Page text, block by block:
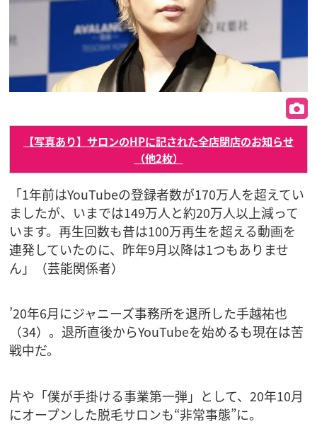
【写真あり】サロンのHPに記された全店閉店のお知らせ
（他2枚）
「1年前はYouTubeの登録者数が170万人を超えてい
ましたが、いまでは149万人と約20万人以上減って
います。再生回数も昔は100万再生を超える動画を
連発していたのに、昨年9月以降は1つもありませ
ん」（芸能関係者）
’20年6月にジャニーズ事務所を退所した手越祐也
（34）。退所直後からYouTubeを始めるも現在は苦
戦中だ。
片や「僕が手掛ける事業第一弾」として、20年10月
にオープンした脱毛サロンも“非常事態”に。